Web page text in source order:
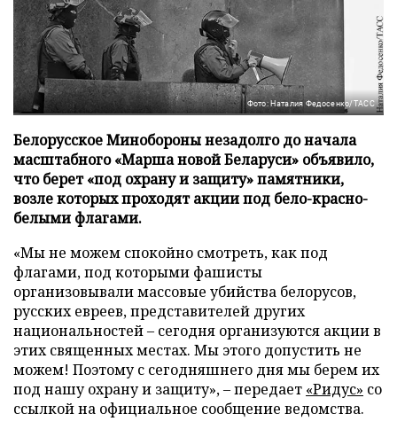
Фото: Наталия Федосенко/ТАСС
Белорусское Минобороны незадолго до начала
масштабного «Марша новой Беларуси» объявило,
что берет «под охрану и защиту» памятники,
возле которых проходят акции под бело-красно-
белыми флагами.
«Мы не можем спокойно смотреть, как под
флагами, под которыми фашисты
организовывали массовые убийства белорусов,
русских евреев, представителей других
национальностей – сегодня организуются акции в
этих священных местах. Мы этого допустить не
можем! Поэтому с сегодняшнего дня мы берем их
под нашу охрану и защиту», – передает «Ридус» со
ссылкой на официальное сообщение ведомства.